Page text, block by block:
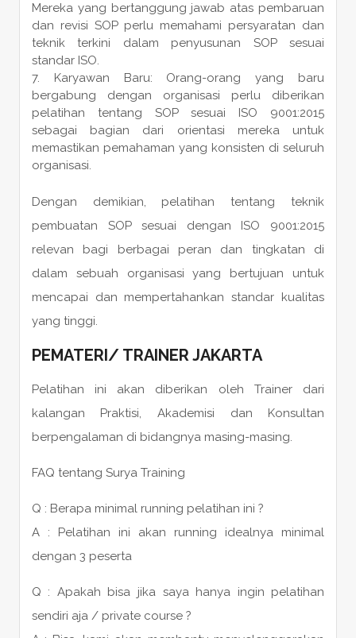
Mereka yang bertanggung jawab atas pembaruan
dan revisi SOP perlu memahami persyaratan dan
teknik terkini dalam penyusunan SOP sesuai
standar ISO.
Karyawan Baru: Orang-orang yang baru
bergabung dengan organisasi perlu diberikan
pelatihan tentang SOP sesuai ISO 9001:2015
sebagai bagian dari orientasi mereka untuk
memastikan pemahaman yang konsisten di seluruh
organisasi.
Dengan demikian, pelatihan tentang teknik
pembuatan SOP sesuai dengan ISO 9001:2015
relevan bagi berbagai peran dan tingkatan di
dalam sebuah organisasi yang bertujuan untuk
mencapai dan mempertahankan standar kualitas
yang tinggi.
PEMATERI/ TRAINERJAKARTA
Pelatihan ini akan diberikan oleh Trainer dari
kalangan Praktisi, Akademisi dan Konsultan
berpengalaman di bidangnya masing-masing.
FAQ tentang Surya Training
Q : Berapa minimal running pelatihan ini ?
A : Pelatihan ini akan running idealnya minimal
dengan 3 peserta
Q : Apakah bisa jika saya hanya ingin pelatihan
sendiri aja / private course ?